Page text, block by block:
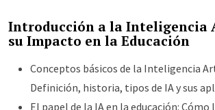
Introducción a la Inteligencia
su Impacto en la Educación
Conceptos básicos de la Inteligencia
Definición, historia, tipos de IA y sus
El papel de la IA en la educación: Cómo